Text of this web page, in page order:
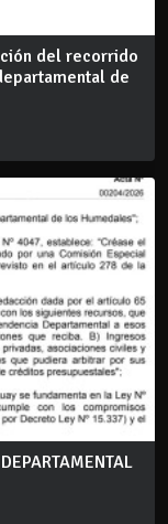
del recorrido
de